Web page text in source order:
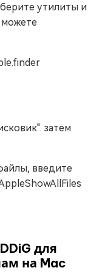
утилиты и
можете
затем
введите
для
на Mac